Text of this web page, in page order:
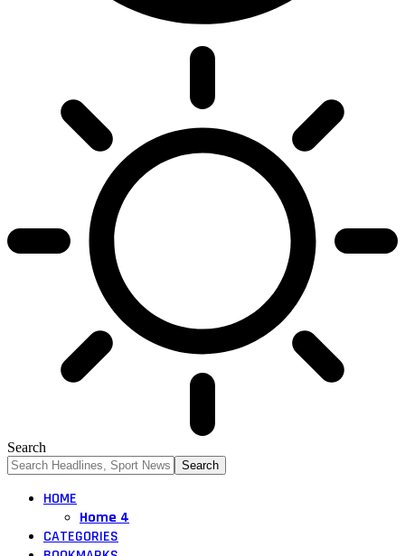
Search
HOME
Home 4
CATEGORIES